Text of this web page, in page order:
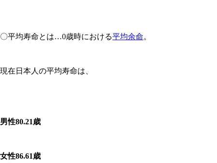
〇平均寿命とは…0歳時における平均余命。
現在日本人の平均寿命は、
男性80.21歳
女性86.61歳